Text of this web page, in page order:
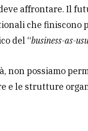
affrontare. Il
che finiscono
del “business-as-
non possiamo
e le strutture